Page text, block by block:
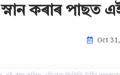
কৰাৰ পাছত
Oct